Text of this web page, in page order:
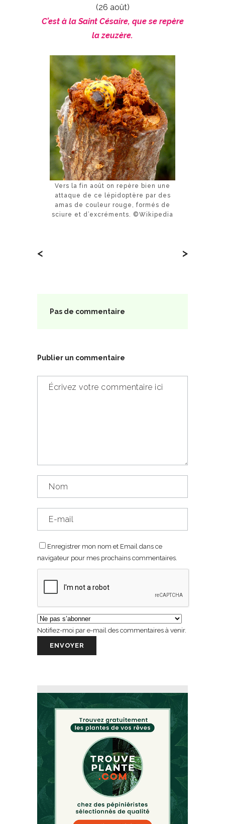
(26 août)
C’est à la Saint Césaire, que se repère
la zeuzère.
Vers la fin août on repère bien une
attaque de ce lépidoptère par des
amas de couleur rouge, formés de
sciure et d’excréments. ©Wikipedia
< >
Pas de commentaire
Publier un commentaire
Enregistrer mon nom et Email dans ce
navigateur pour mes prochains commentaires.
Notifiez-moi par e-mail des commentaires à venir.